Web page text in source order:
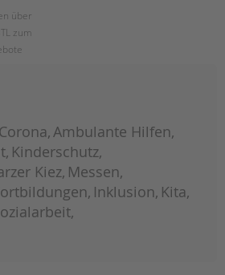
über
zum
Corona Ambulante Hilfen
Kinderschutz
Kiez Messen
Inklusion Kita